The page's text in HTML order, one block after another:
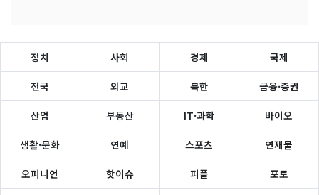
정치 사회 경제 국제
전국 외교 북한 금융·증권
산업 부동산 IT·과학 바이오
생활·문화 연예 스포츠 연재물
오피니언 핫이슈 피플 포토